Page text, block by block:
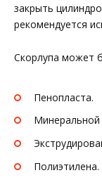
закрыть
рекомендуется
Скорлупа может
Пенопласта.
Минеральной
Полиэтилена.